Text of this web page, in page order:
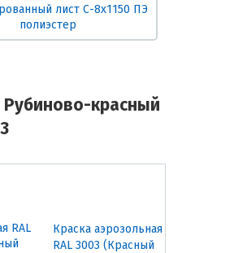
лист С-8х1150 ПЭ
полиэстер
красный
Краска аэрозольная
RAL 3003 (Красный